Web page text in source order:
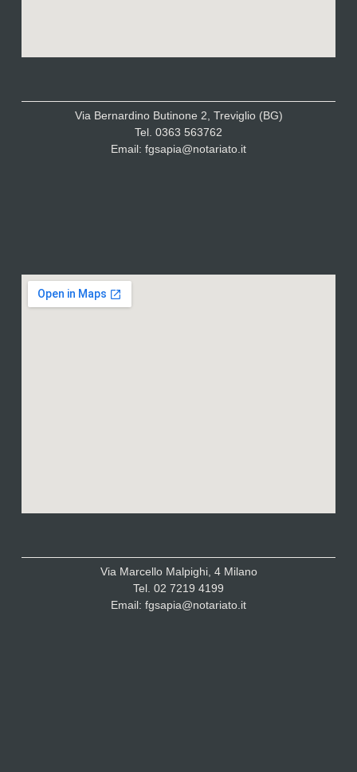
Via Bernardino Butinone 2, Treviglio (BG)
Tel. 0363 563762
Email: fgsapia@notariato.it
Via Marcello Malpighi, 4 Milano
Tel. 02 7219 4199
Email: fgsapia@notariato.it